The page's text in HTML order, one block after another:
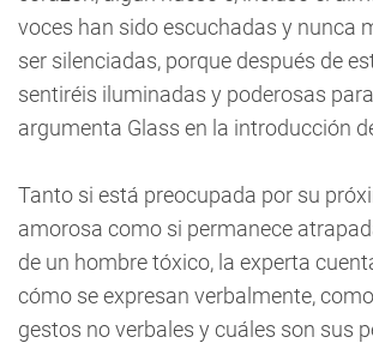
voces han sido escuchadas y nunca
ser silenciadas, porque después de
sentiréis iluminadas y poderosas para
argumenta Glass en la introducción
Tanto si está preocupada por su
amorosa como si permanece
de un hombre tóxico, la experta
cómo se expresan verbalmente,
gestos no verbales y cuáles son sus